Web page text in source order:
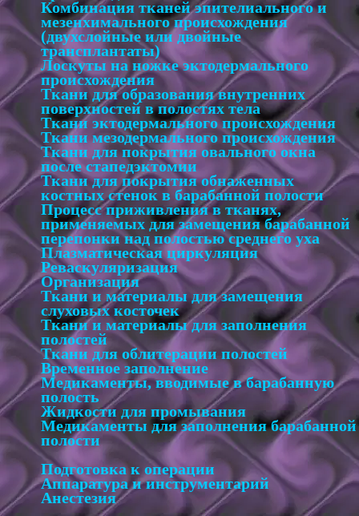
Комбинация тканей эпителиального и
мезенхимального происхождения
(двухслойные или двойные
трансплантаты)
Лоскуты на ножке эктодермального
происхождения
Ткани для образования внутренних
поверхностей в полостях тела
Ткани эктодермального происхождения
Ткани мезодермального происхождения
Ткани для покрытия овального окна
после стапедэктомии
Ткани для покрытия обнаженных
костных стенок в барабанной полости
Процесс приживления в тканях,
применяемых для замещения барабанной
перепонки над полостью среднего уха
Плазматическая циркуляция
Реваскуляризация
Организация
Ткани и материалы для замещения
слуховых косточек
Ткани и материалы для заполнения
полостей
Ткани для облитерации полостей
Временное заполнение
Медикаменты, вводимые в барабанную
полость
Жидкости для промывания
Медикаменты для заполнения барабанной
полости
Подготовка к операции
Аппаратура и инструментарий
Анестезия